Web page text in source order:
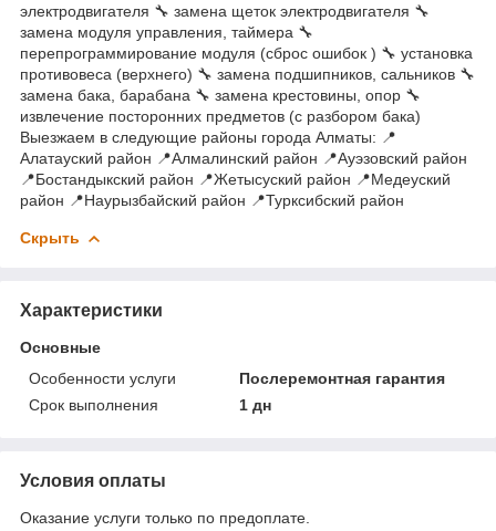
электродвигателя 🔧 замена щеток электродвигателя 🔧
замена модуля управления, таймера 🔧
перепрограммирование модуля (сброс ошибок ) 🔧 установка
противовеса (верхнего) 🔧 замена подшипников, сальников 🔧
замена бака, барабана 🔧 замена крестовины, опор 🔧
извлечение посторонних предметов (с разбором бака)
Выезжаем в следующие районы города Алматы: 📍
Алатауский район 📍Алмалинский район 📍Ауэзовский район
📍Бостандыкский район 📍Жетысуский район 📍Медеуский
район 📍Наурызбайский район 📍Турксибский район
Скрыть
Характеристики
Основные
Особенности услуги
Послеремонтная гарантия
Срок выполнения
1 дн
Условия оплаты
Оказание услуги только по предоплате.